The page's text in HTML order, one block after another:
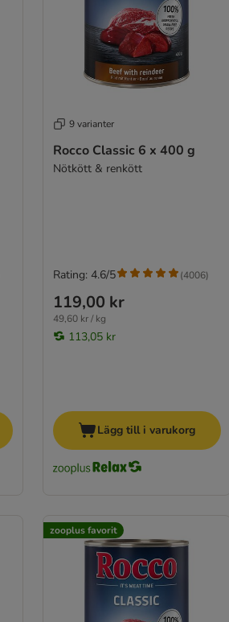
9 varianter
Rocco Classic 6 x 400 g
Nötkött & renkött
119,00 kr
49,60 kr / kg
113,05 kr
Rating: 4.6/5 (4006)
Lägg till i varukorg
zooplus favorit